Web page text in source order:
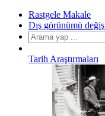
Rastgele Makale
Dış görünümü
Tarih Araştırmaları